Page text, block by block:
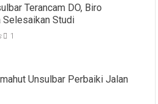
Terancam DO, Biro
Selesaikan Studi
1
Unsulbar Perbaiki Jalan